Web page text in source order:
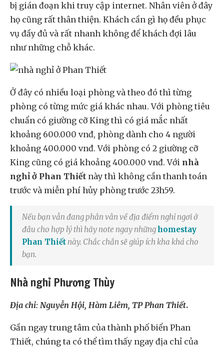
bị gián đoạn khi truy cập internet. Nhân viên ở đây
họ cũng rất thân thiện. Khách cần gì họ đều phục
vụ đầy đủ và rất nhanh không để khách đợi lâu
như những chỗ khác.
Ở đây có nhiều loại phòng và theo đó thì từng
phòng có từng mức giá khác nhau. Với phòng tiêu
chuẩn có giường cỡ King thì có giá mắc nhất
khoảng 600.000 vnđ, phòng dành cho 4 người
khoảng 400.000 vnđ. Với phòng có 2 giường cỡ
King cũng có giá khoảng 400.000 vnđ. Với nhà
nghỉ ở Phan Thiết này thì không cần thanh toán
trước và miễn phí hủy phòng trước 23h59.
Nếu bạn vẫn đang phân vân về địa điểm nghỉ ngơi ở
đâu cho hợp lý thì hãy note ngay nhữnghomestay
Phan Thiết này. Chắc chắn sẽ giúp ích kha khá cho
bạn.
Nhà nghỉ Phương Thùy
Địa chỉ: Nguyễn Hội, Hàm Liêm, TP Phan Thiết.
Gần ngay trung tâm của thành phố biển Phan
Thiết, chúng ta có thể tìm thấy ngay địa chỉ của